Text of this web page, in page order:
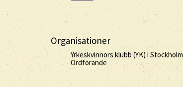
Organisationer
Yrkeskvinnors klubb (YK) i Stockholm
Ordförande